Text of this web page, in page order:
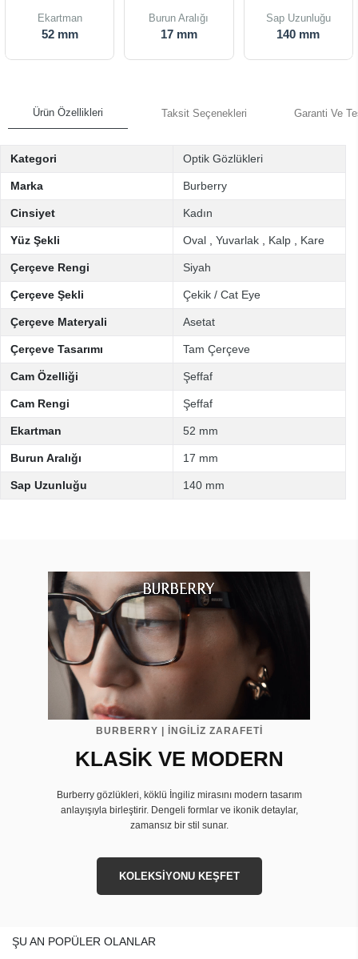
Ekartman
52 mm
Burun Aralığı
17 mm
Sap Uzunluğu
140 mm
Ürün Özellikleri Taksit Seçenekleri Garanti Ve
Kategori Optik Gözlükleri
Marka Burberry
Cinsiyet Kadın
Yüz Şekli Oval Yuvarlak Kalp Kare
Çerçeve Rengi Siyah
Çerçeve Şekli Çekik / Cat Eye
Çerçeve Materyali Asetat
Çerçeve Tasarımı Tam Çerçeve
Cam Özelliği Şeffaf
Cam Rengi Şeffaf
Ekartman 52 mm
Burun Aralığı 17 mm
Sap Uzunluğu 140 mm
BURBERRY | İNGİLİZ ZARAFETİ
KLASİK VE MODERN
Burberry gözlükleri, köklü İngiliz mirasını modern tasarım
anlayışıyla birleştirir. Dengeli formlar ve ikonik detaylar,
zamansız bir stil sunar.
KOLEKSİYONU KEŞFET
ŞU AN POPÜLER OLANLAR